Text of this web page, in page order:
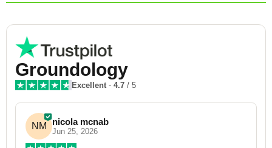
Groundology
Excellent - 4.7 / 5
NM nicola mcnab
Jun 25, 2026